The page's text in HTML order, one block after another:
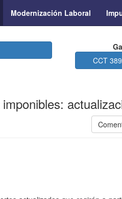
Modernización Laboral
CCT